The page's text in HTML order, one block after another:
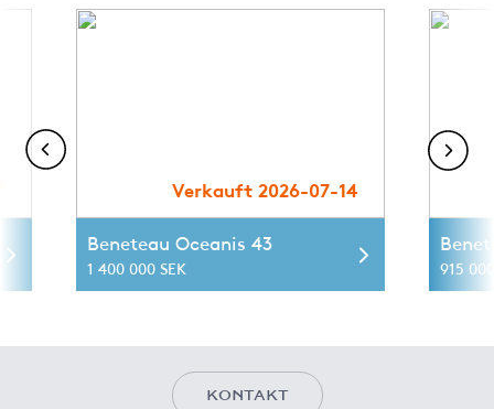
Verkauft 2026-07-14
Beneteau Oceanis 43
1 400 000 SEK 915
KONTAKT